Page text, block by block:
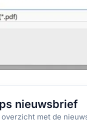
nieuwsbrief
met de